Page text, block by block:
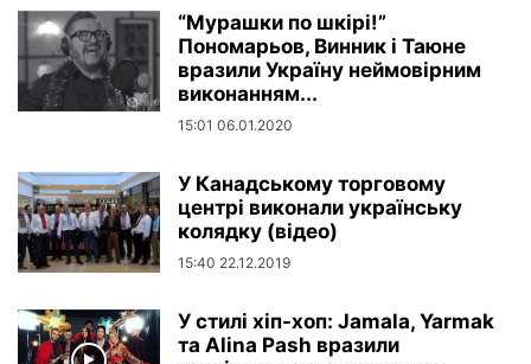
“Мурашки по шкірі!”
Пономарьов, Винник і Таюне
вразили Україну неймовірним
виконанням...
15:01 06.01.2020
У Канадському торговому
центрі виконали українську
колядку (відео)
15:40 22.12.2019
У стилі хіп-хоп: Jamala, Yarmak
та Alina Pash вразили